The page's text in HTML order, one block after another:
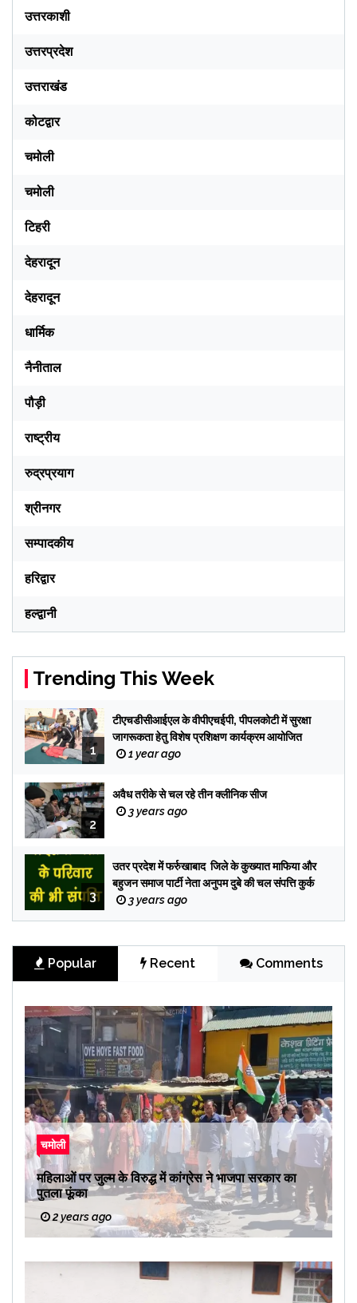
उत्तरकाशी
उत्तरप्रदेश
उत्तराखंड
कोटद्वार
चमोली
चमोली
टिहरी
देहरादून
देहरादून
धार्मिक
नैनीताल
पौड़ी
राष्ट्रीय
रुद्रप्रयाग
श्रीनगर
सम्पादकीय
हरिद्वार
हल्द्वानी
Trending This Week
1
टीएचडीसीआईएल के वीपीएचईपी, पीपलकोटी में सुरक्षा
जागरूकता हेतु विशेष प्रशिक्षण कार्यक्रम आयोजित
1 year ago
2
अवैध तरीके से चल रहे तीन क्लीनिक सीज
3 years ago
3
उतर प्रदेश में फर्रुखाबाद जिले के कुख्यात माफिया और
बहुजन समाज पार्टी नेता अनुपम दुबे की चल संपत्ति कुर्क
3 years ago
Popular Recent Comments
चमोली
महिलाओं पर जुल्म के विरुद्ध में कांग्रेस ने भाजपा सरकार का
पुतला फूंका
2 years ago